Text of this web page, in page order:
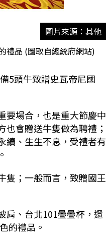
圖片來源：其他
禮品 (圖取自總統府網站)
5頭牛致贈史瓦帝尼國
要場合，也是重大節慶中
會贈送牛隻做為聘禮；
續、生生不息，受禮者有
隻；一般而言，致贈國王
肩、台北101疊疊杯，還
的禮品。